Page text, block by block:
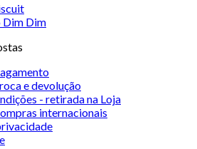
Dim Dim
e devolução
- retirada na Loja
internacionais